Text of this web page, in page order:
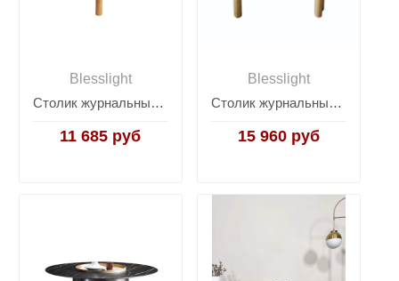
Blesslight
Столик журнальный Les Trotteuses
11 685 руб
Blesslight
Столик журнальный Les Trotteuses Horse
15 960 руб